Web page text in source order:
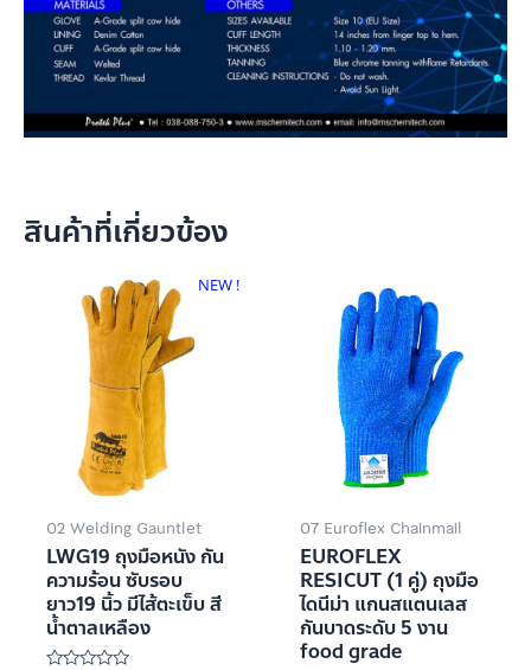
สินค้าที่เกี่ยวข้อง
NEW !
02 Welding Gauntlet
LWG19 ถุงมือหนัง กัน
ความร้อน ซับรอบ
ยาว19 นิ้ว มีไส้ตะเข็บ สี
น้ำตาลเหลือง
07 Euroflex Chainmail
EUROFLEX
RESICUT (1 คู่) ถุงมือ
ไดนีม่า แกนสแตนเลส
กันบาดระดับ 5 งาน
food grade